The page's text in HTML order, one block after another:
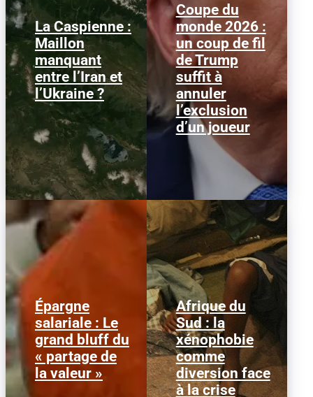
La Caspienne :
Maillon
manquant
entre l’Iran et
l’Ukraine ?
Samedi 25 juillet 2026,
des drones ukrainiens
ont frappé plusieurs
cibles en mer Caspienne,
parmi...
Coupe du
monde 2026 :
un coup de fil
de Trump
suffit à
annuler
l’exclusion
d’un joueur
Le 1er juillet 2026,
l'attaquant américain
Folarin Balogun recevait
un carton rouge
parfaitement...
Épargne
salariale : Le
grand bluff du
« partage de
la valeur »
Alors que l'inflation et la
course aux profits
écrasent le pouvoir
d’achat, la loi « partage
de la...
Afrique du
Sud : la
xénophobie
comme
diversion face
à la crise
© HCR/ James Oatway
L’Afrique du Sud est
entrée dans une
séquence dangereuse.
Des groupes...